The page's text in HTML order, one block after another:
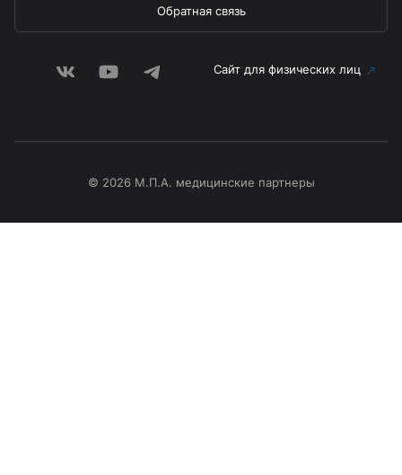
Обратная связь
Сайт для физических лиц
© 2026 М.П.А. медицинские партнеры